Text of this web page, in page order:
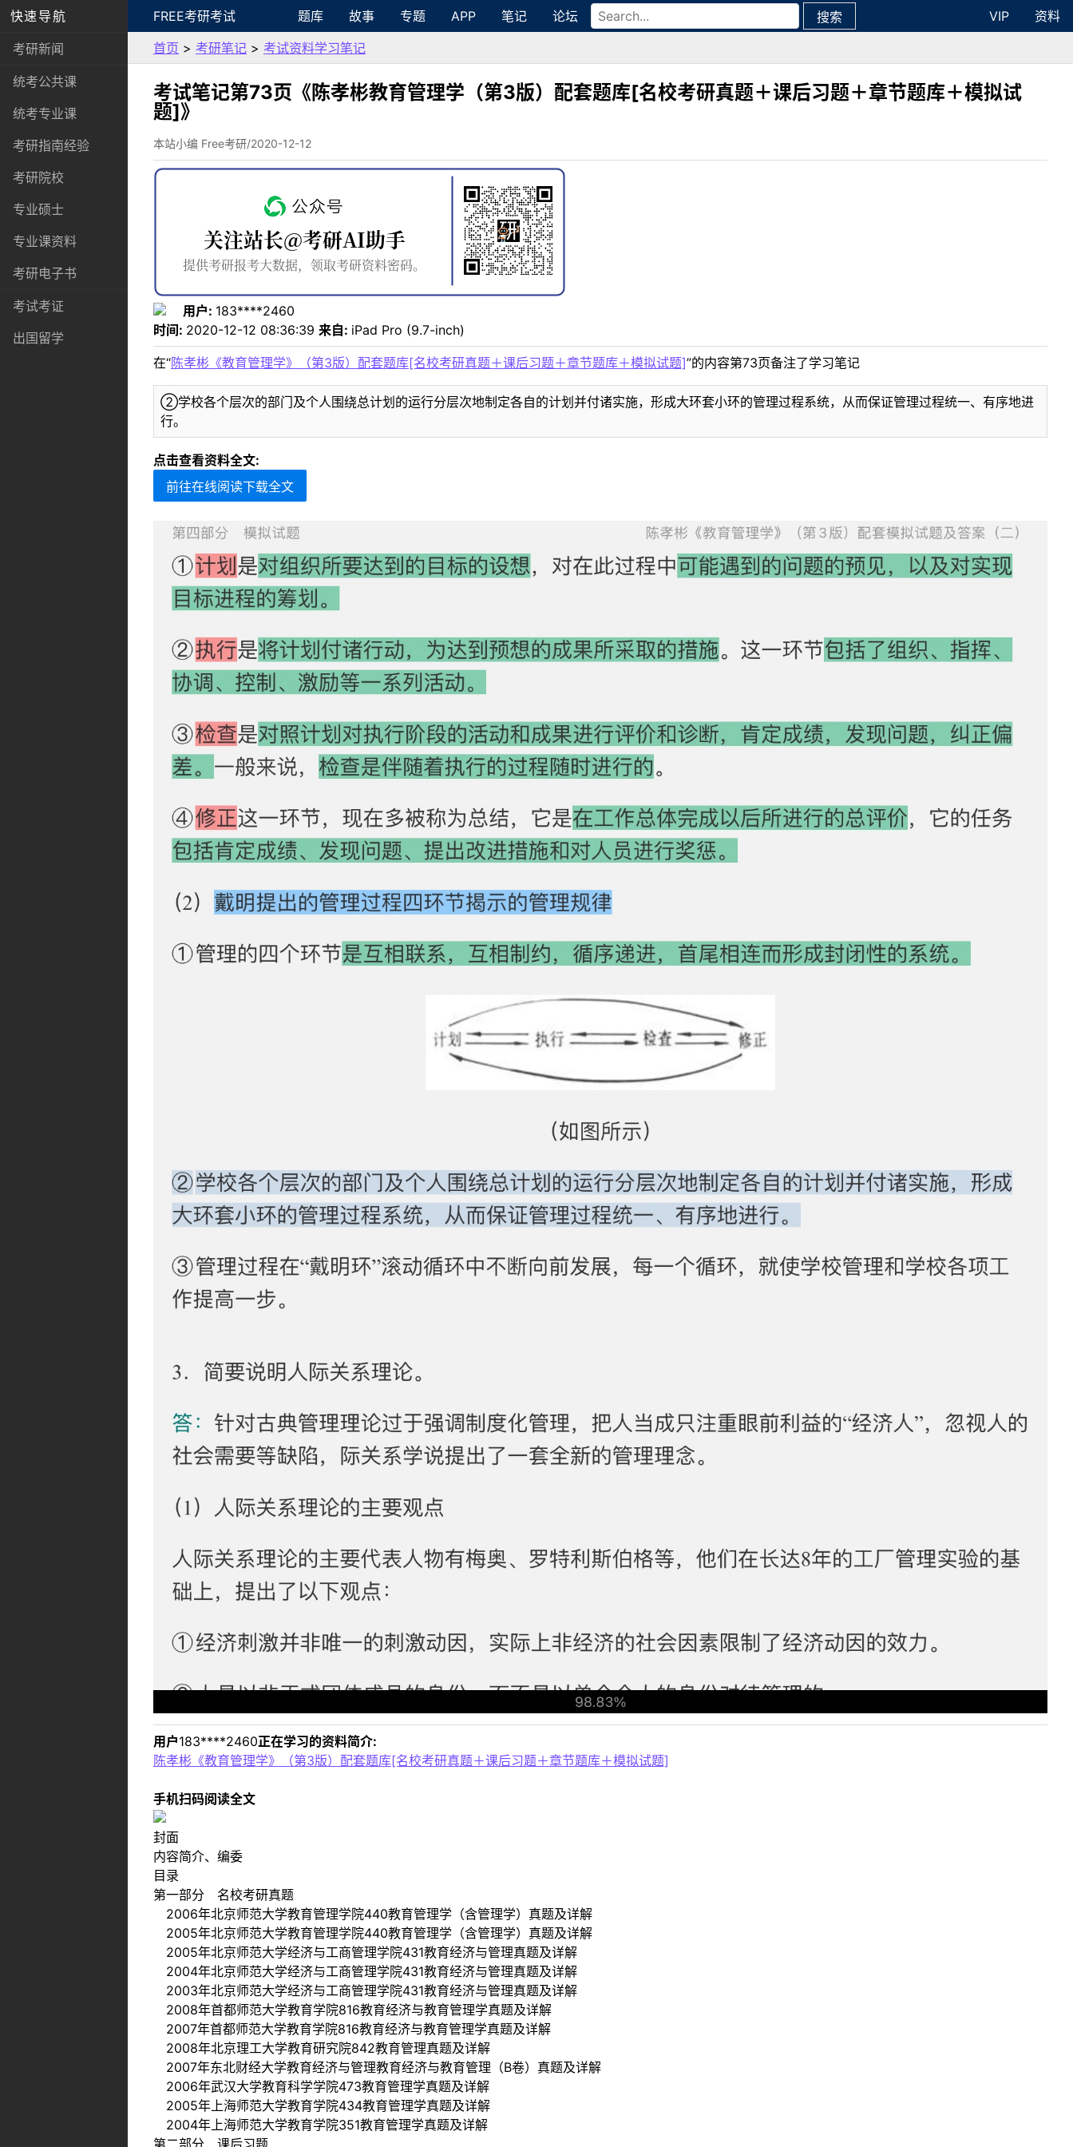
快速导航
考研新闻
统考公共课
统考专业课
考研指南经验
考研院校
专业硕士
专业课资料
考研电子书
考试考证
出国留学
FREE考研考试 题库 故事 专题 APP 笔记 论坛 搜索 VIP
资料
首页 > 考研笔记 > 考试资料学习笔记
考试笔记第73页《陈孝彬教育管理学（第3版）配套题库[名校考研真题＋课后习题＋章节题库＋模拟试
题]》
本站小编 Free考研/2020-12-12
用户: 183****2460
时间: 2020-12-12 08:36:39 来自: iPad Pro (9.7-inch)
在“陈孝彬《教育管理学》（第3版）配套题库[名校考研真题＋课后习题＋章节题库＋模拟试题]”的内容第73页备注了学习笔记
②学校各个层次的部门及个人围绕总计划的运行分层次地制定各自的计划并付诸实施，形成大环套小环的管理过程系统，从而保证管理过程统一、有序地进
行。
点击查看资料全文:
前往在线阅读下载全文
用户183****2460正在学习的资料简介:
陈孝彬《教育管理学》（第3版）配套题库[名校考研真题＋课后习题＋章节题库＋模拟试题]
手机扫码阅读全文
封面
内容简介、编委
目录
第一部分 名校考研真题
2006年北京师范大学教育管理学院440教育管理学（含管理学）真题及详解
2005年北京师范大学教育管理学院440教育管理学（含管理学）真题及详解
2005年北京师范大学经济与工商管理学院431教育经济与管理真题及详解
2004年北京师范大学经济与工商管理学院431教育经济与管理真题及详解
2003年北京师范大学经济与工商管理学院431教育经济与管理真题及详解
2008年首都师范大学教育学院816教育经济与教育管理学真题及详解
2007年首都师范大学教育学院816教育经济与教育管理学真题及详解
2008年北京理工大学教育研究院842教育管理真题及详解
2007年东北财经大学教育经济与管理教育经济与教育管理（B卷）真题及详解
2006年武汉大学教育科学学院473教育管理学真题及详解
2005年上海师范大学教育学院434教育管理学真题及详解
2004年上海师范大学教育学院351教育管理学真题及详解
第二部分 课后习题